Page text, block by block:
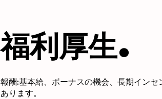
福利厚生.
報酬:基本給、ボーナスの機会、長期イン
あります。